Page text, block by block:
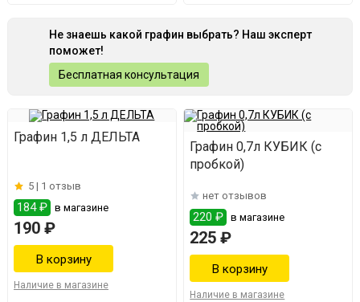
Не знаешь какой графин выбрать? Наш эксперт
поможет!
Бесплатная консультация
Графин 1,5 л ДЕЛЬТА
5 | 1 отзыв
184 ₽ в магазине
190 ₽
Наличие в магазине
Графин 0,7л КУБИК (с
пробкой)
нет отзывов
220 ₽ в магазине
225 ₽
Наличие в магазине